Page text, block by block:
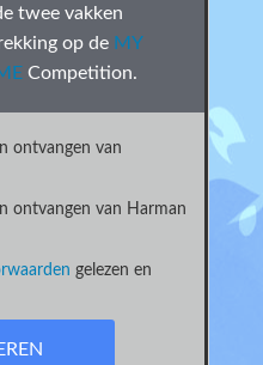
twee vakken
op de MY
Competition.
ontvangen van
ontvangen van Harman
gelezen en